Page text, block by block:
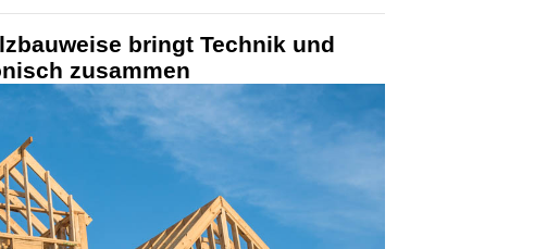
bringt Technik und
zusammen